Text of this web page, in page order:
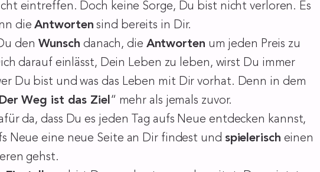
eintreffen. Doch keine Sorge, Du bist nicht verloren. Es
dieAntworten sind bereits in Dir.
den Wunsch danach, die Antworten um jeden Preis zu
darauf einlässt, Dein Leben zu leben, wirst Du immer
Du bist und was das Leben mit Dir vorhat. Denn in dem
Der Weg ist das Ziel“ mehr als jemals zuvor.
da, dass Du es jeden Tag aufs Neue entdecken kannst,
Neue eine neue Seite an Dir findest und spielerisch einen
gehst.